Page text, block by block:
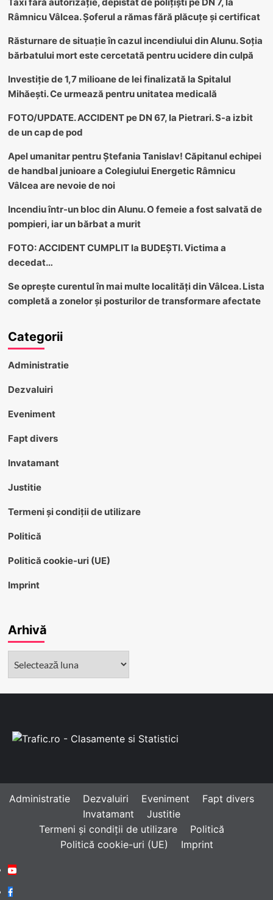
Taxi fără autorizație, depistat de polițiști pe DN 7, la
Râmnicu Vâlcea. Șoferul a rămas fără plăcuțe și certificat
Răsturnare de situație în cazul incendiului din Alunu. Soția
bărbatului mort este cercetată pentru ucidere din culpă
Investiție de 1,7 milioane de lei finalizată la Spitalul
Mihăești. Ce urmează pentru unitatea medicală
FOTO/UPDATE. ACCIDENT pe DN 67, la Pietrari. S-a izbit
de un cap de pod
Apel umanitar pentru Ștefania Tanislav! Căpitanul echipei
de handbal junioare a Colegiului Energetic Râmnicu
Vâlcea are nevoie de noi
Incendiu într-un bloc din Alunu. O femeie a fost salvată de
pompieri, iar un bărbat a murit
FOTO: ACCIDENT CUMPLIT la BUDEȘTI. Victima a
decedat…
Se oprește curentul în mai multe localități din Vâlcea. Lista
completă a zonelor și posturilor de transformare afectate
Categorii
Administratie
Dezvaluiri
Eveniment
Fapt divers
Invatamant
Justitie
Termeni și condiții de utilizare
Politică
Politică cookie-uri (UE)
Imprint
Arhivă
Administratie Dezvaluiri Eveniment
Fapt divers
Invatamant
Justitie
Termeni și condiții de utilizare
Politică
Politică cookie-uri (UE)
Imprint
Youtube
Facebook